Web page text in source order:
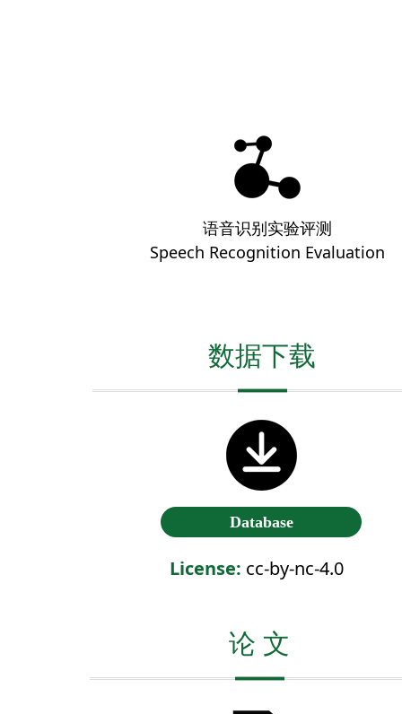
语音识别实验评测
Speech Recognition Evaluation
数据下载
License: cc-by-nc-4.0
Database
论 文